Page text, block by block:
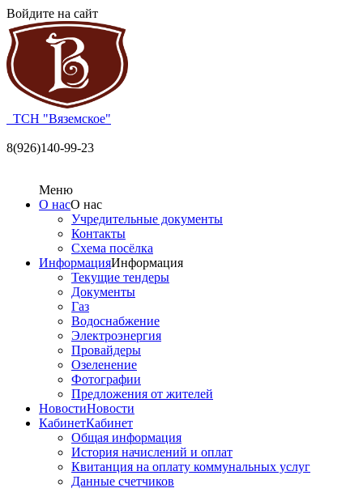
Войдите на сайт
ТСН "Вяземское"
8(926)140-99-23
Меню
О насО нас
Учредительные документы
Контакты
Схема посёлка
ИнформацияИнформация
Текущие тендеры
Документы
Газ
Водоснабжение
Электроэнергия
Провайдеры
Озеленение
Фотографии
Предложения от жителей
НовостиНовости
КабинетКабинет
Общая информация
История начислений и оплат
Квитанция на оплату коммунальных услуг
Данные счетчиков